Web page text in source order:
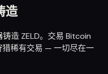
造
造 ZELD。交易 Bitcoin
稀有交易 — 一切尽在一